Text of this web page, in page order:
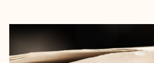
legt
vor